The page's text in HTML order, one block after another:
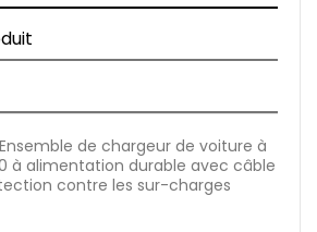
Ensemble de chargeur de voiture à
à alimentation durable avec câble
contre les sur-charges